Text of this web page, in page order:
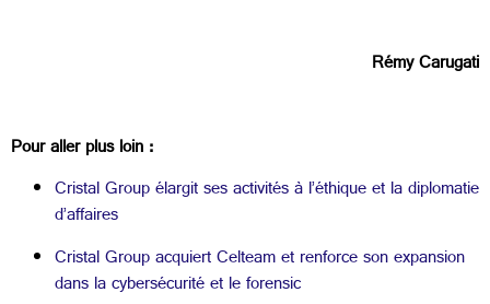
Rémy Carugati
Pour aller plus loin :
Cristal Group élargit ses activités à l’éthique et la diplomatie
d’affaires
Cristal Group acquiert Celteam et renforce son expansion
dans la cybersécurité et le forensic